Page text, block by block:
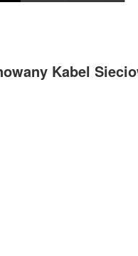
Kabel